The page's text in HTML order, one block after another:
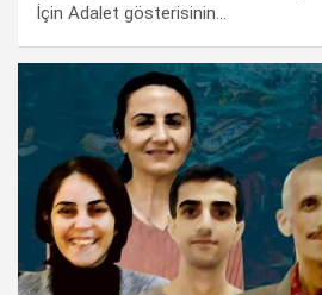
İçin Adalet gösterisinin…